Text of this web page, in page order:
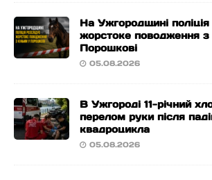
На Ужгородщині поліція
жорстоке поводження з
Порошкові
05.08.2026
В Ужгороді 11-річний
перелом руки після
квадроцикла
05.08.2026